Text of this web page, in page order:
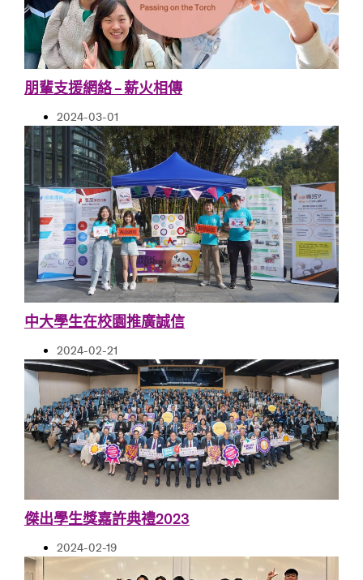
朋輩支援網絡 – 薪火相傳
2024-03-01
中大學生在校園推廣誠信
2024-02-21
傑出學生獎嘉許典禮2023
2024-02-19